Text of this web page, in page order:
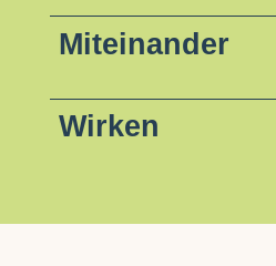
Miteinander
Wirken